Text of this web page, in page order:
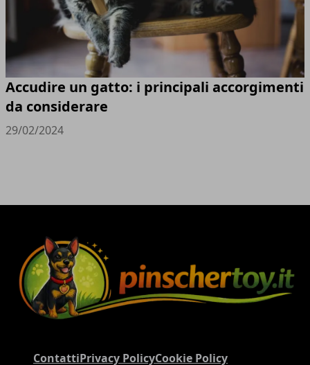
Accudire un gatto: i principali accorgimenti
da considerare
29/02/2024
ContattiPrivacy PolicyCookie Policy